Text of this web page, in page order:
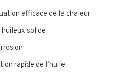
efficace de la chaleur
solide
rapide de l’huile